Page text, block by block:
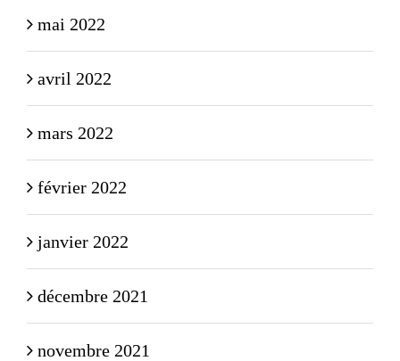
mai 2022
avril 2022
mars 2022
février 2022
janvier 2022
décembre 2021
novembre 2021